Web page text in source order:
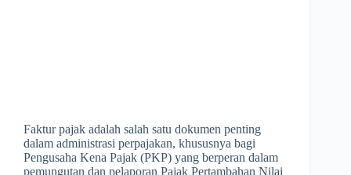
Faktur pajak adalah salah satu dokumen penting
dalam administrasi perpajakan, khususnya bagi
Pengusaha Kena Pajak (PKP) yang berperan dalam
pemungutan dan pelaporan Pajak Pertambahan Nilai